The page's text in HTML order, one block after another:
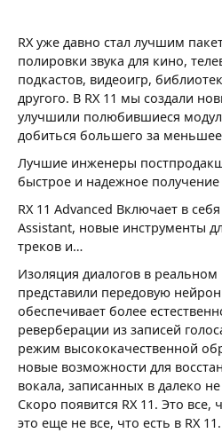
RX уже давно стал лучшим
полировки звука для кино,
подкастов, видеоигр,
другого. В RX 11 мы создали
улучшили полюбившиеся
добиться большего за
Лучшие инженеры
быстрое и надежное получение
RX 11 Advanced Включает в
Assistant, новые инструменты
треков и…
Изоляция диалогов в
представили передовую
обеспечивает более
реверберации из записей
режим высококачественной
новые возможности для
вокала, записанных в далеко
Скоро появится RX 11. Это
это еще не все, что есть в RX 11.